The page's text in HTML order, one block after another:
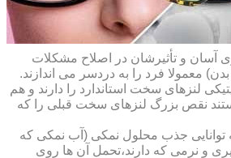
آسان و تأثیرشان در اصلاح مشکلات
معمولا فرد را به دردسر می اندازند.
لنزهای سخت استاندارد را دارند و هم
ساخته شده اند،در اواخر دهه ی ۱۹۷۰ و در طول دهه های ۱۹۸۰ و ۱۹۹۰ طراحی شدند و توانستند نقص بزرگ لنزهای سخت قبلی را که
توانایی جذب محلول نمکی (آب نمکی که
و نرمی که دارند،تحمل آن ها روی